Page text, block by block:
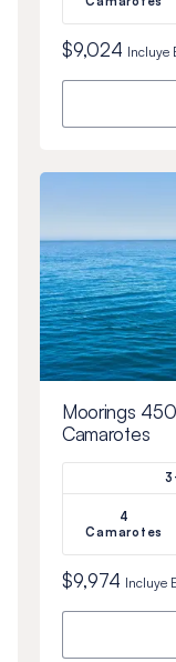
$9,024 Incluye
Moorings
Camarotes
4
Camarotes
$9,974 Incluye